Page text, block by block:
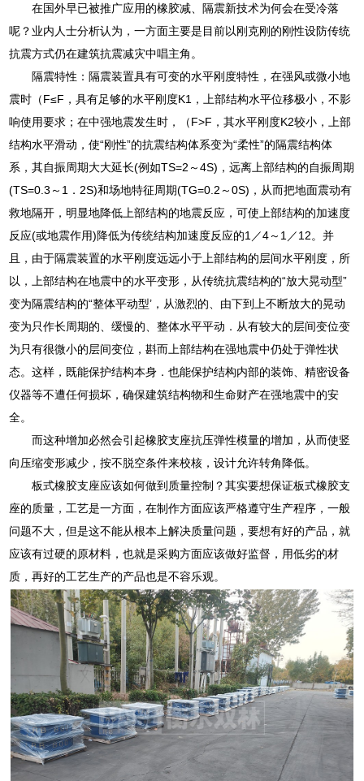
在国外早已被推广应用的橡胶减、隔震新技术为何会在受冷落
呢？业内人士分析认为，一方面主要是目前以刚克刚的刚性设防传统
抗震方式仍在建筑抗震减灾中唱主角。
隔震特性：隔震装置具有可变的水平刚度特性，在强风或微小地
震时（F≤F，具有足够的水平刚度K1，上部结构水平位移极小，不影
响使用要求；在中强地震发生时，（F>F，其水平刚度K2较小，上部
结构水平滑动，使“刚性”的抗震结构体系变为“柔性”的隔震结构体
系，其自振周期大大延长(例如TS=2～4S)，远离上部结构的自振周期
(TS=0.3～1．2S)和场地特征周期(TG=0.2～0S)，从而把地面震动有
救地隔开，明显地降低上部结构的地震反应，可使上部结构的加速度
反应(或地震作用)降低为传统结构加速度反应的1／4～1／12。并
且，由于隔震装置的水平刚度远远小于上部结构的层间水平刚度，所
以，上部结构在地震中的水平变形，从传统抗震结构的“放大晃动型”
变为隔震结构的“整体平动型’，从激烈的、由下到上不断放大的晃动
变为只作长周期的、缓慢的、整体水平平动．从有较大的层间变位变
为只有很微小的层间变位，斟而上部结构在强地震中仍处于弹性状
态。这样，既能保护结构本身．也能保护结构内部的装饰、精密设备
仪器等不遭任何损坏，确保建筑结构物和生命财产在强地震中的安
全。
而这种增加必然会引起橡胶支座抗压弹性模量的增加，从而使竖
向压缩变形减少，按不脱空条件来校核，设计允许转角降低。
板式橡胶支座应该如何做到质量控制？其实要想保证板式橡胶支
座的质量，工艺是一方面，在制作方面应该严格遵守生产程序，一般
问题不大，但是这不能从根本上解决质量问题，要想有好的产品，就
应该有过硬的原材料，也就是采购方面应该做好监督，用低劣的材
质，再好的工艺生产的产品也是不容乐观。